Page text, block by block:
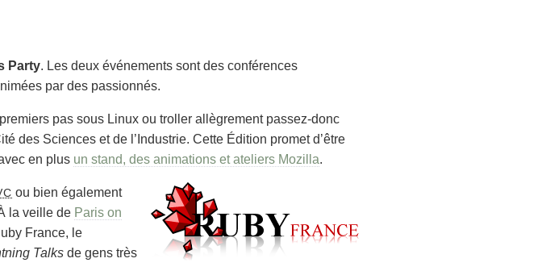
Party. Les deux événements sont des conférences
par des passionnés.
pas sous Linux ou troller allègrement passez-donc
des Sciences et de l’Industrie. Cette Édition promet d’être
en plus un stand, des animations et ateliers Mozilla.
ou bien également
la veille de Paris on
France, le
Talks de gens très